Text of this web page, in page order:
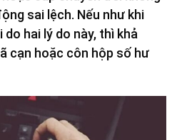
sai lệch. Nếu như khi
hai lý do này, thì khả
cạn hoặc côn hộp số hư